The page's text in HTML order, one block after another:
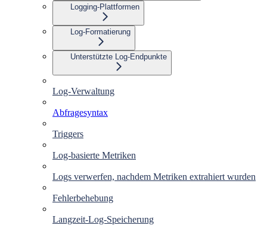
Logging-Plattformen
Log-Formatierung
Unterstützte Log-Endpunkte
Log-Verwaltung
Abfragesyntax
Triggers
Log-basierte Metriken
Logs verwerfen, nachdem Metriken extrahiert wurden
Fehlerbehebung
Langzeit-Log-Speicherung